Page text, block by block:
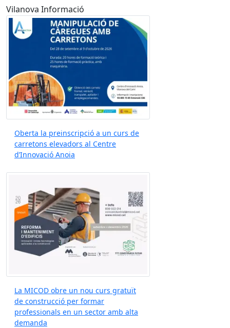
Vilanova Informació
Oberta la preinscripció a un curs de
carretons elevadors al Centre
d’Innovació Anoia
La MICOD obre un nou curs gratuït
de construcció per formar
professionals en un sector amb alta
demanda